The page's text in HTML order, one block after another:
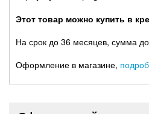
Этот товар можно купить в
На срок до 36 месяцев, сумма
Оформление в магазине,